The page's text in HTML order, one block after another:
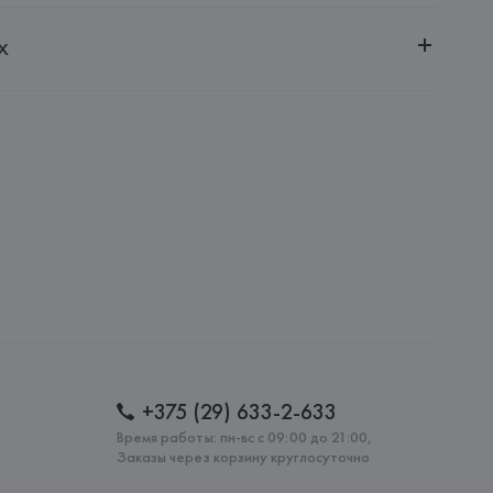
г. Минск, ул. Немига, 5, пом. 39
+375 (29) 633-2-633
Время работы: пн-вс с 09:00 до 21:00,
Заказы через корзину круглосуточно